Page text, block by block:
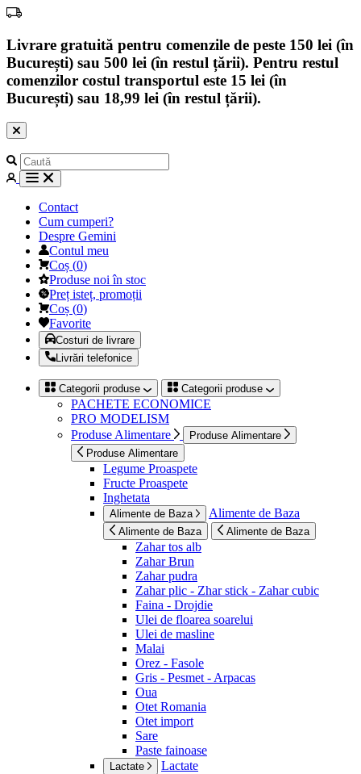
Livrare gratuită pentru comenzile de peste 150 lei (în
București) sau 500 lei (în restul țării). Pentru restul
comenzilor costul transportul este 15 lei (în
București) sau 18,99 lei (în restul țării).
Contact
Cum cumperi?
Despre Gemini
Contul meu
Coș (0)
Produse noi în stoc
Preț isteț, promoții
Coș (0)
Favorite
Costuri de livrare
Livrări telefonice
Categorii produse Categorii produse
PACHETE ECONOMICE
PRO MODELISM
Produse Alimentare
Produse Alimentare
Produse Alimentare
Legume Proaspete
Fructe Proaspete
Inghetata
Alimente de Baza Alimente de Baza
Alimente de Baza Alimente de Baza
Zahar tos alb
Zahar Brun
Zahar pudra
Zahar plic - Zhar stick - Zahar cubic
Faina - Drojdie
Ulei de floarea soarelui
Ulei de masline
Malai
Orez - Fasole
Gris - Pesmet - Arpacas
Oua
Otet Romania
Otet import
Sare
Paste fainoase
Lactate Lactate